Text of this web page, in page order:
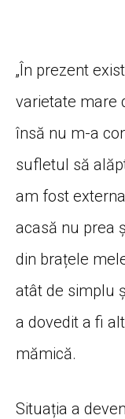
„În prezent
varietate mare
însă nu m-a
sufletul să
am fost
acasă nu prea
din brațele
atât de simplu
a dovedit a fi
mămică.
Situația a